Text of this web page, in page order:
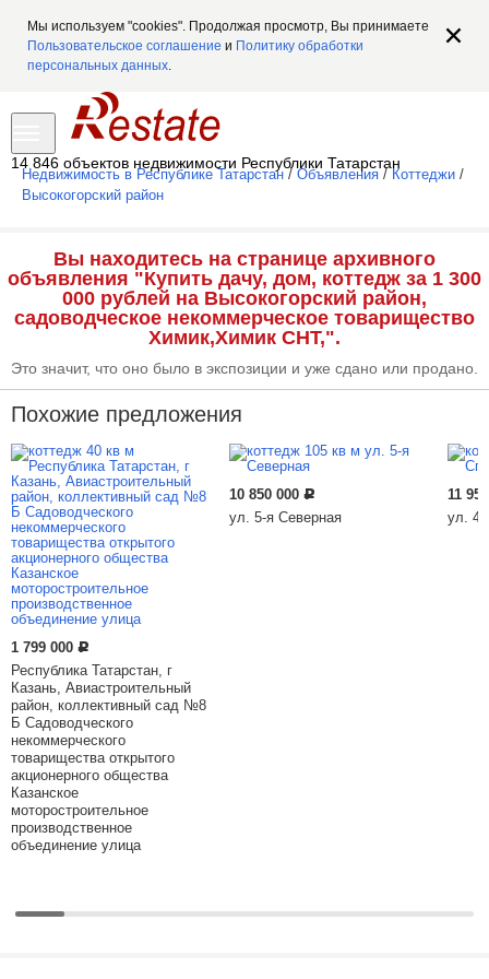
Мы используем "cookies". Продолжая просмотр, Вы принимаете
Пользовательское соглашение и Политику обработки
персональных данных.
14 846 объектов недвижимости Республики Татарстан
Недвижимость в Республике Татарстан / Объявления / Коттеджи /
Высокогорский район
Вы находитесь на странице архивного
объявления "Купить дачу, дом, коттедж за 1 300
000 рублей на Высокогорский район,
садоводческое некоммерческое товарищество
Химик,Химик СНТ,".
Это значит, что оно было в экспозиции и уже сдано или продано.
Похожие предложения
1 799 000 Р
Республика Татарстан, г
Казань, Авиастроительный
район, коллективный сад №8
Б Садоводческого
некоммерческого
товарищества открытого
акционерного общества
Казанское
моторостроительное
производственное
объединение улица
10 850 000 Р
ул. 5-я Северная
11
ул. 4-